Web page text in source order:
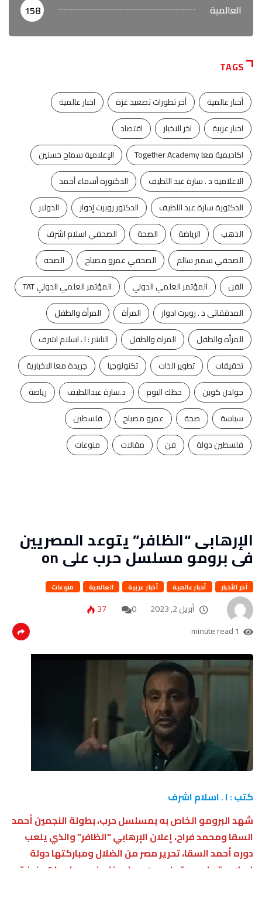
العالمية 158
TAGS
أخبار عالمية أخر تطورات تصعيد غزة
اخبار عالمية
اخبار عربية
اخر الاخبار
اقتصاد
اكاديمية معا Together Academy
الإعلامية سماح حسنين
الاعلامية د . سارة عبد اللطيف
الدكتورة أسماء أحمد
الدكتورة سارة عبد اللطيف
الدكتور روبرت إدوار
الدولار
الذهب
الرياضة الصحة
الصحفي اسلام اشرف
الصحفي سمير سالم
الصحفي عمرو مصباح
الصحه
الفن
المؤتمر العلمي الدولي
المؤتمر العلمي الدولي TAT
المدققاتى د . روبرت ادوار
المرأة
المرأة والطفل
المرأه والطفل
المراة والطفل
الناشر : ا . اسلام اشرف
تحقيقات
تطوير الذات تكنولوجيا
جريدة معا الاخبارية
جولدن كوين
حظك اليوم د.سارة عبداللطيف
رياضة
سياسة
صحة عمرو مصباح
فلسطين
فلسطين دولة
فن مقالات منوعات
الإرهابى “الظافر” يتوعد المصريين
فى برومو مسلسل حرب على on
آخر الأخبار أخبار عالمية أخبار عربية العالمية منوعات
أبريل 2, 2023 0
37
1 minute read
كتب : ا . اسلام اشرف
شهد البرومو الخاص به بمسلسل حرب، بطولة النجمين أحمد
السقا ومحمد فراج، إعلان الإرهابي “الظافر” والذي يلعب
دوره أحمد السقا، تحرير مصر من الضلال ومباركتها دولة
إسلامية على حد قوله، وهو ما يدخله في مواجهات عنيفة